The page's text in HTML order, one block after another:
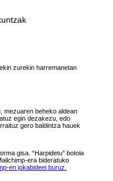
zurekin harremanetan
mezuaren beheko aldean
egin dezakezu, edo
gero baldintza hauek
gisa. “Harpidetu” botoia
era bideratuko
en jokabideei buruz.